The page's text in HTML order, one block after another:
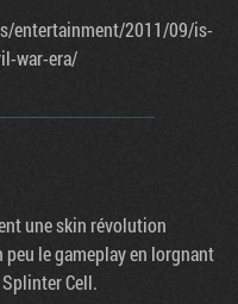
entertainment/2011/09/is-
war-era/
une skin révolution
le gameplay en lorgnant
Cell.